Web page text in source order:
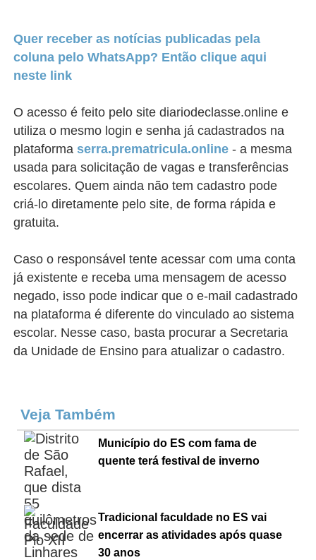
Quer receber as notícias publicadas pela
coluna pelo WhatsApp? Então clique aqui
neste link
O acesso é feito pelo site diariodeclasse.online e
utiliza o mesmo login e senha já cadastrados na
plataformaserra.prematricula.online - a mesma
usada para solicitação de vagas e transferências
escolares. Quem ainda não tem cadastro pode
criá-lo diretamente pelo site, de forma rápida e
gratuita.
Caso o responsável tente acessar com uma conta
já existente e receba uma mensagem de acesso
negado, isso pode indicar que o e-mail cadastrado
na plataforma é diferente do vinculado ao sistema
escolar. Nesse caso, basta procurar a Secretaria
da Unidade de Ensino para atualizar o cadastro.
Veja Também
Município do ES com fama de
quente terá festival de inverno
Tradicional faculdade no ES vai
encerrar as atividades após quase
30 anos